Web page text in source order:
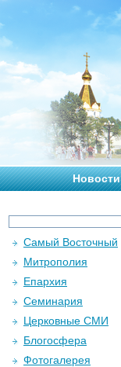
Новости
Самый Восточный
Митрополия
Епархия
Семинария
Церковные СМИ
Блогосфера
Фотогалерея